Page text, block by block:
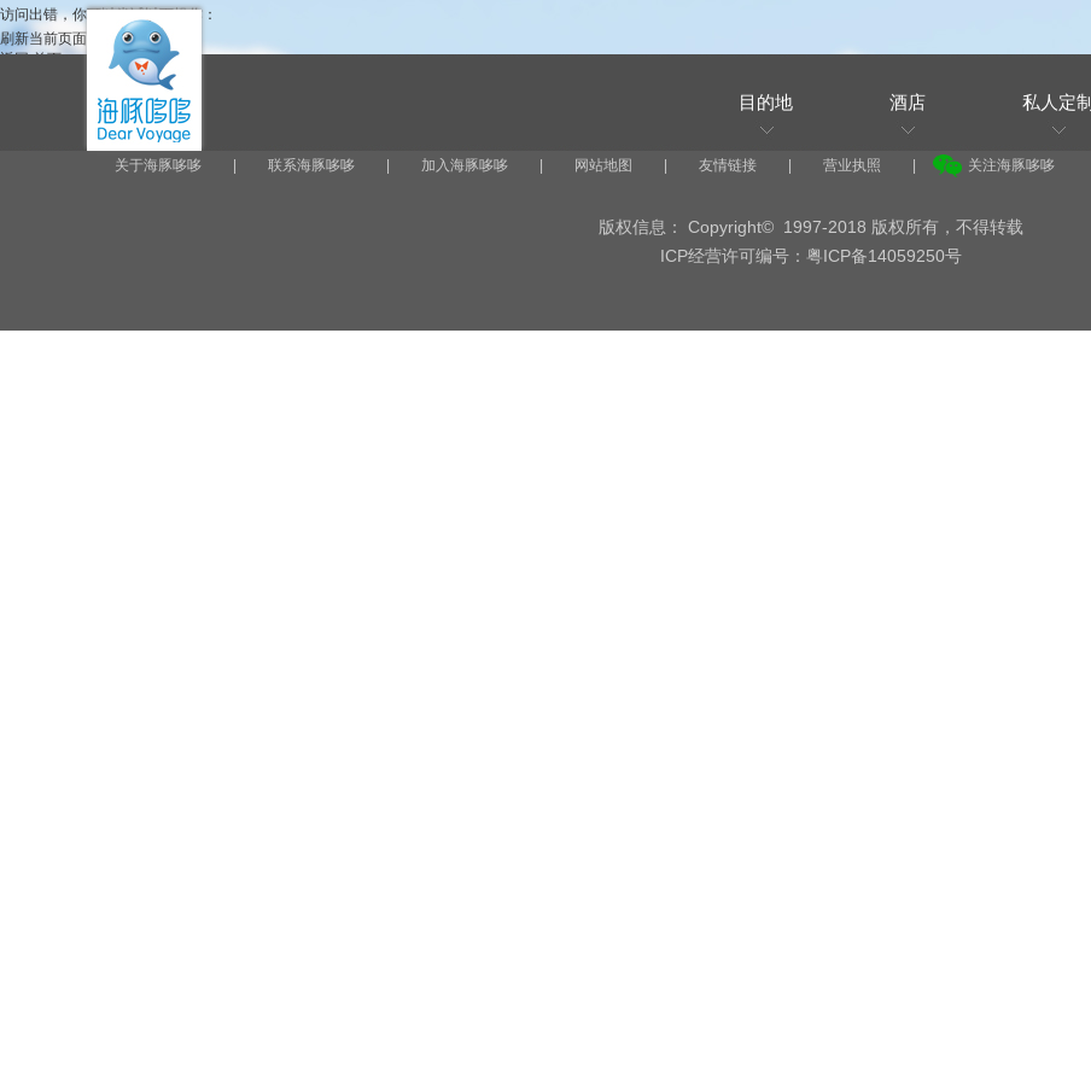
目的地 酒店 私人定制
访问出错，你可以尝试以下操作：
刷新当前页面。
返回首页。
关于海豚哆哆 联系海豚哆哆 加入海豚哆哆 网站地图 友情链接 营业执照 关注海豚哆哆
版权信息： Copyright© 1997-2018 版权所有，不得转载
ICP经营许可编号：粤ICP备14059250号